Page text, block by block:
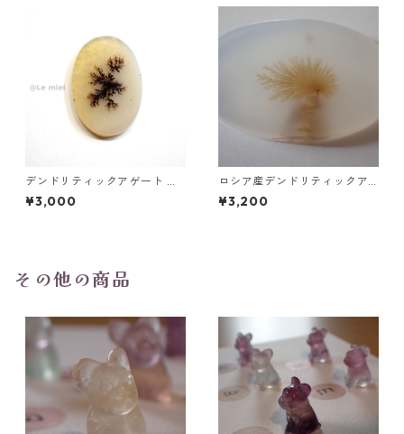
デンドリティックアゲート ル
ース 5.2ct 20.2mm*14.2mm
*1.7mm
¥3,000
ロシア産デンドリティックア
ゲート ラウンドスライスルー
ス 52.3ct 27.5mm*39.8mm*
¥3,200
その他の商品